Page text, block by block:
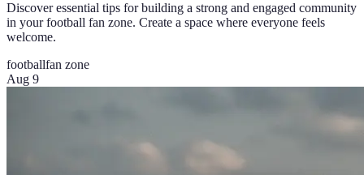
Discover essential tips for building a strong and engaged community
in your football fan zone. Create a space where everyone feels
welcome.
footballfan zone
Aug 9